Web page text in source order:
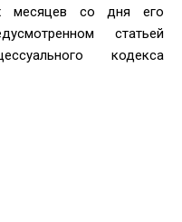
месяцев со дня его
статьей
кодекса